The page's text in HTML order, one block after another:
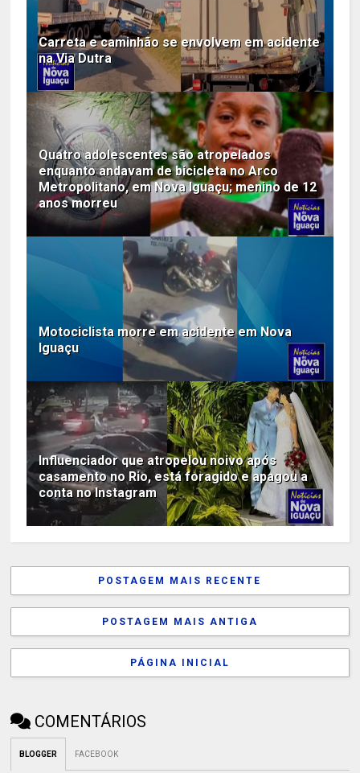
Carreta e caminhão se envolvem em acidente
na Via Dutra
Quatro adolescentes são atropelados
enquanto andavam de bicicleta no Arco
Metropolitano, em Nova Iguaçu; menino de 12
anos morreu
Motociclista morre em acidente em Nova
Iguaçu
Influenciador que atropelou noivo após
casamento no Rio, está foragido e apagou a
conta no Instagram
POSTAGEM MAIS RECENTE
POSTAGEM MAIS ANTIGA
PÁGINA INICIAL
COMENTÁRIOS
BLOGGER FACEBOOK